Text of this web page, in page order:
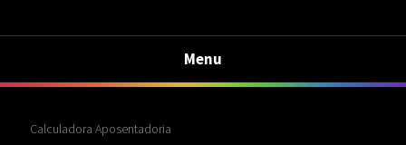
Menu
Calculadora Aposentadoria